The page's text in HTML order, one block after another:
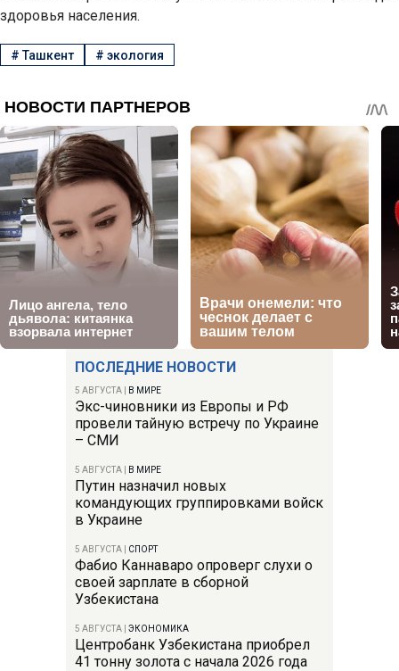
ПОСЛЕДНИЕ НОВОСТИ
5 АВГУСТА В МИРЕ
Экс-чиновники из Европы и РФ
провели тайную встречу по Украине
– СМИ
5 АВГУСТА В МИРЕ
Путин назначил новых
командующих группировками войск
в Украине
5 АВГУСТА СПОРТ
Фабио Каннаваро опроверг слухи о
своей зарплате в сборной
Узбекистана
5 АВГУСТА ЭКОНОМИКА
Центробанк Узбекистана приобрел
41 тонну золота с начала 2026 года
здоровья населения.
#Ташкент # экология